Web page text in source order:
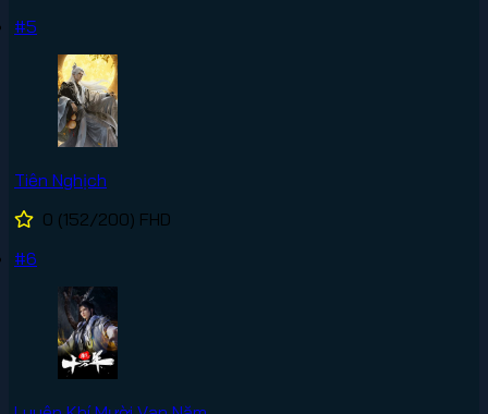
#5
Tiên Nghịch
0 (152/200) FHD
#6